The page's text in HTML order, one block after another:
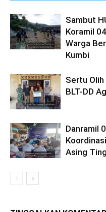
Sambut
Koramil
Warga
Kumbi
Sertu Olih
BLT-DD
Danramil
Asing